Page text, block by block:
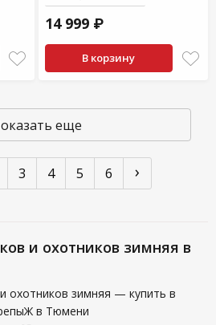
14 999 ₽
В корзину
еще
3 4 5 6 ›
и охотников зимняя в
охотников зимняя — купить в
в Тюмени